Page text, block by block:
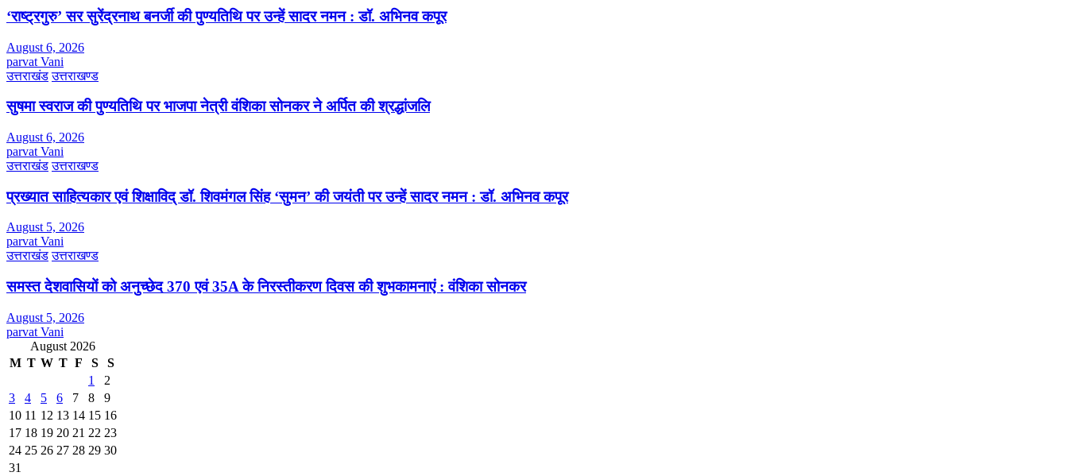
‘राष्ट्रगुरु’ सर सुरेंद्रनाथ बनर्जी की पुण्यतिथि पर उन्हें सादर नमन : डॉ. अभिनव कपूर
August 6, 2026
parvat Vani
उत्तराखंड उत्तराखण्ड
सुषमा स्वराज की पुण्यतिथि पर भाजपा नेत्री वंशिका सोनकर ने अर्पित की श्रद्धांजलि
August 6, 2026
parvat Vani
उत्तराखंड उत्तराखण्ड
प्रख्यात साहित्यकार एवं शिक्षाविद् डॉ. शिवमंगल सिंह ‘सुमन’ की जयंती पर उन्हें सादर नमन : डॉ. अभिनव कपूर
August 5, 2026
parvat Vani
उत्तराखंड उत्तराखण्ड
समस्त देशवासियों को अनुच्छेद 370 एवं 35A के निरस्तीकरण दिवस की शुभकामनाएं : वंशिका सोनकर
August 5, 2026
parvat Vani
August 2026
M T W T F S
S
1
2
3
4 5 6 7 8
9
10 11 12 13 14 15 16
17 18 19 20 21 22 23
24 25 26 27 28 29 30
31